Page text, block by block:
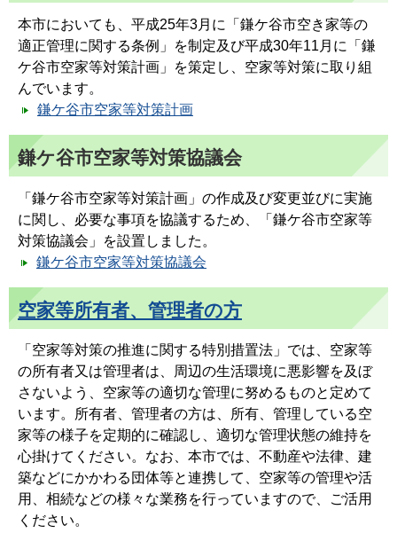
本市においても、平成25年3月に「鎌ケ谷市空き家等の
適正管理に関する条例」を制定及び平成30年11月に「鎌
ケ谷市空家等対策計画」を策定し、空家等対策に取り組
んでいます。
鎌ケ谷市空家等対策計画
鎌ケ谷市空家等対策協議会
「鎌ケ谷市空家等対策計画」の作成及び変更並びに実施
に関し、必要な事項を協議するため、「鎌ケ谷市空家等
対策協議会」を設置しました。
鎌ケ谷市空家等対策協議会
空家等所有者、管理者の方
「空家等対策の推進に関する特別措置法」では、空家等
の所有者又は管理者は、周辺の生活環境に悪影響を及ぼ
さないよう、空家等の適切な管理に努めるものと定めて
います。所有者、管理者の方は、所有、管理している空
家等の様子を定期的に確認し、適切な管理状態の維持を
心掛けてください。なお、本市では、不動産や法律、建
築などにかかわる団体等と連携して、空家等の管理や活
用、相続などの様々な業務を行っていますので、ご活用
ください。